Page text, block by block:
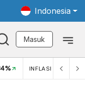
Indonesia
Masuk
INFLASI MOM